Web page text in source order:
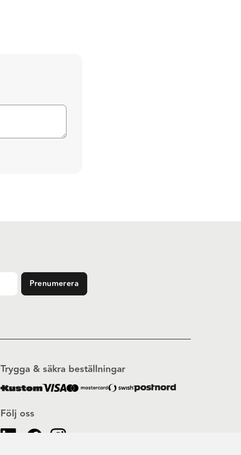
Prenumerera
Följ oss
Trygga & säkra beställningar